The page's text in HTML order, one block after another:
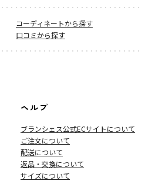
コーディネートから探す
口コミから探す
ヘルプ
ブランシェス公式ECサイトについて
ご注文について
配送について
返品・交換について
サイズについて